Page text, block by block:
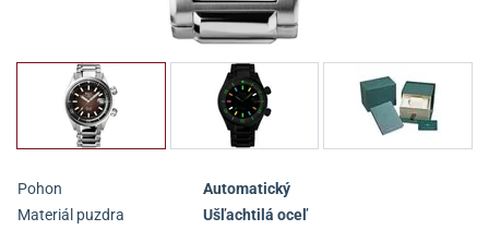
Pohon
Automatický
Materiál puzdra
Ušľachtilá oceľ